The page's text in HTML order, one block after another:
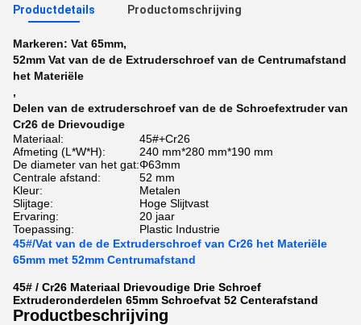
Productdetails Productomschrijving
Markeren: Vat 65mm,
52mm Vat van de de Extruderschroef van de Centrumafstand
het Materiële
,
Delen van de extruderschroef van de de Schroefextruder van
Cr26 de Drievoudige
Materiaal:
45#+Cr26
Afmeting (L*W*H):
240 mm*280 mm*190 mm
De diameter van het gat:Φ63mm
Centrale afstand:
52 mm
Kleur:
Metalen
Slijtage:
Hoge Slijtvast
Ervaring:
20 jaar
Toepassing:
Plastic Industrie
45#/Vat van de de Extruderschroef van Cr26 het Materiële
65mm met 52mm Centrumafstand
45# / Cr26 Materiaal Drievoudige Drie Schroef
Extruderonderdelen 65mm Schroefvat 52 Centerafstand
Productbeschrijving